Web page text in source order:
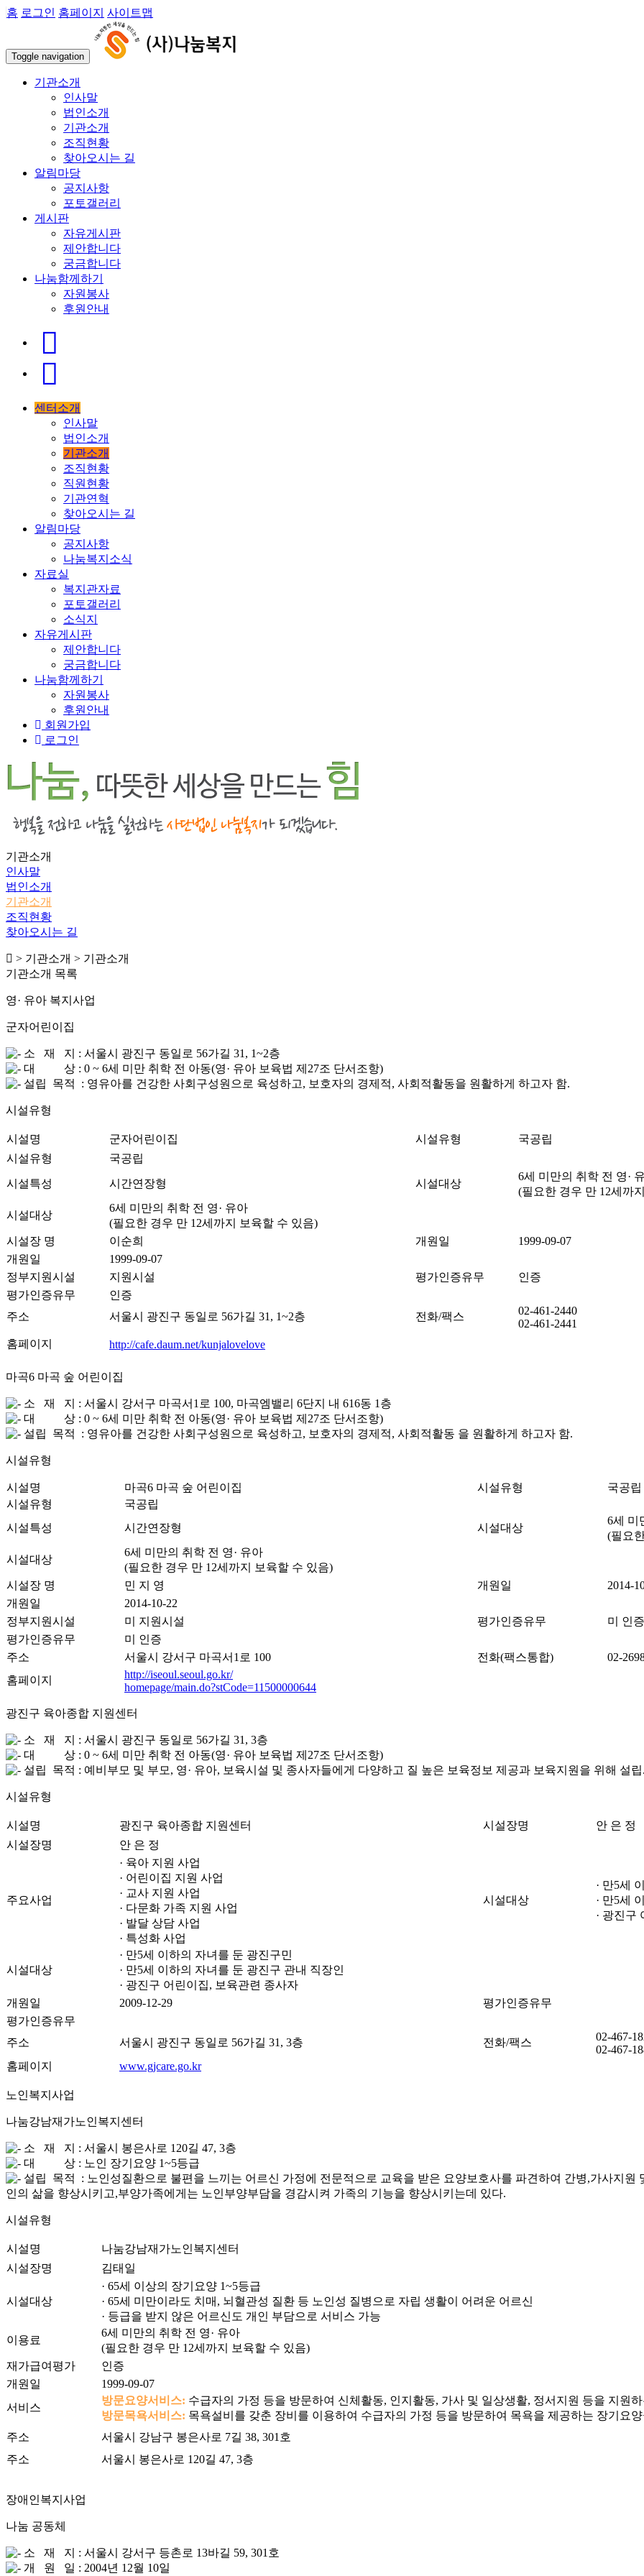
홈 로그인 홈페이지 사이트맵
Toggle navigation
기관소개
인사말
법인소개
기관소개
조직현황
찾아오시는 길
알림마당
공지사항
포토갤러리
게시판
자유게시판
제안합니다
궁금합니다
나눔함께하기
자원봉사
후원안내
센터소개
인사말
법인소개
기관소개
조직현황
직원현황
기관연혁
찾아오시는 길
알림마당
공지사항
나눔복지소식
자료실
복지관자료
포토갤러리
소식지
자유게시판
제안합니다
궁금합니다
나눔함께하기
자원봉사
후원안내
회원가입
로그인
기관소개
인사말
법인소개
기관소개
조직현황
찾아오시는 길
> 기관소개 > 기관소개
기관소개 목록
영· 유아 복지사업
군자어린이집
소 재 지 : 서울시 광진구 동일로 56가길 31, 1~2층
대 상 : 0 ~ 6세 미만 취학 전 아동(영· 유아 보육법 제27조 단서조항)
설립 목적 : 영유아를 건강한 사회구성원으로 육성하고, 보호자의 경제적, 사회적활동을 원활하게 하고자 함.
시설유형
시설명 군자어린이집 시설유형
국공립
시설유형
국공립
시설특성 시간연장형 시설대상
6세 미만의 취학 전 영·
(필요한 경우 만 12세까
시설대상
6세 미만의 취학 전 영· 유아
(필요한 경우 만 12세까지 보육할 수 있음)
시설장 명
이순희 개원일
1999-09-07
개원일
1999-09-07
정부지원시설
지원시설 평가인증유무
인증
평가인증유무
인증
주소
서울시 광진구 동일로 56가길 31, 1~2층 전화/팩스
02-461-2440
02-461-2441
홈페이지
http://cafe.daum.net/kunjalovelove
마곡6 마곡 숲 어린이집
소 재 지 : 서울시 강서구 마곡서1로 100, 마곡엠밸리 6단지 내 616동 1층
대 상 : 0 ~ 6세 미만 취학 전 아동(영· 유아 보육법 제27조 단서조항)
설립 목적 : 영유아를 건강한 사회구성원으로 육성하고, 보호자의 경제적, 사회적활동 을 원활하게 하고자 함.
시설유형
시설명 마곡6 마곡 숲 어린이집 시설유형
국공립
시설유형
국공립
시설특성
시간연장형 시설대상
6세 미
(필요
시설대상
6세 미만의 취학 전 영· 유아
(필요한 경우 만 12세까지 보육할 수 있음)
시설장 명
민 지 영 개원일
2014-
개원일
2014-10-22
정부지원시설
미 지원시설 평가인증유무
미 인증
평가인증유무
미 인증
주소
서울시 강서구 마곡서1로 100 전화(팩스통합)
02-
홈페이지
http://iseoul.seoul.go.kr/
homepage/main.do?stCode=11500000644
광진구 육아종합 지원센터
소 재 지 : 서울시 광진구 동일로 56가길 31, 3층
대 상 : 0 ~ 6세 미만 취학 전 아동(영· 유아 보육법 제27조 단서조항)
설립 목적 : 예비부모 및 부모, 영· 유아, 보육시설 및 종사자들에게 다양하고 질 높은 보육정보 제공과 보육지원을 위해 설립.
시설유형
시설명 광진구 육아종합 지원센터 시설장명
안 은 정
시설장명
안 은 정
주요사업
· 육아 지원 사업
· 어린이집 지원 사업
· 교사 지원 사업
· 다문화 가족 지원 사업
· 발달 상담 사업
· 특성화 사업
시설대상
· 만5세
· 만5세
· 광진구
시설대상
· 만5세 이하의 자녀를 둔 광진구민
· 만5세 이하의 자녀를 둔 광진구 관내 직장인
· 광진구 어린이집, 보육관련 종사자
개원일
2009-12-29
평가인증유무
평가인증유무
주소
서울시 광진구 동일로 56가길 31, 3층 전화/팩스
02-467-
02-467-
홈페이지
www.gjcare.go.kr
노인복지사업
나눔강남재가노인복지센터
소 재 지 : 서울시 봉은사로 120길 47, 3층
대 상 : 노인 장기요양 1~5등급
설립 목적 : 노인성질환으로 불편을 느끼는 어르신 가정에 전문적으로 교육을 받은 요양보호사를 파견하여 간병,가사지원
인의 삶을 향상시키고,부양가족에게는 노인부양부담을 경감시켜 가족의 기능을 향상시키는데 있다.
시설유형
시설명 나눔강남재가노인복지센터
시설장명
김태일
시설대상
· 65세 이상의 장기요양 1~5등급
· 65세 미만이라도 치매, 뇌혈관성 질환 등 노인성 질병으로 자립 생활이 어려운 어르신
· 등급을 받지 않은 어르신도 개인 부담으로 서비스 가능
이용료
6세 미만의 취학 전 영· 유아
(필요한 경우 만 12세까지 보육할 수 있음)
재가급여평가
인증
개원일
1999-09-07
서비스
방문요양서비스: 수급자의 가정 등을 방문하여 신체활동, 인지활동, 가사 및 일상생활, 정서지원 등을 지원
방문목욕서비스: 목욕설비를 갖춘 장비를 이용하여 수급자의 가정 등을 방문하여 목욕을 제공하는 장기요양
주소
서울시 강남구 봉은사로 7길 38, 301호
주소
서울시 봉은사로 120길 47, 3층
장애인복지사업
나눔 공동체
소 재 지 : 서울시 강서구 등촌로 13바길 59, 301호
개 원 일 : 2004년 12월 10일